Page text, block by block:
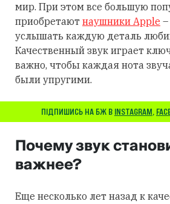
мир. При этом все большую
приобретают наушники Apple
услышать каждую деталь
Качественный звук играет
важно, чтобы каждая нота
были упругими.
ПІДПИШИСЬ НА БЖ В INSTAGRAM,
Почему звук
важнее?
Еще несколько лет назад к